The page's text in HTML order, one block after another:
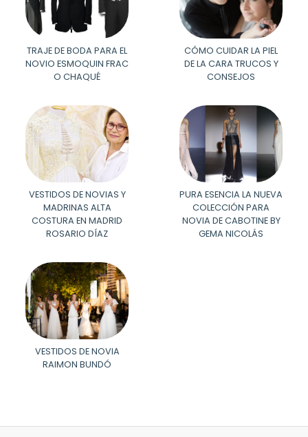
TRAJE DE BODA PARA EL
NOVIO ESMOQUIN FRAC
O CHAQUÉ
CÓMO CUIDAR LA PIEL
DE LA CARA TRUCOS Y
CONSEJOS
VESTIDOS DE NOVIAS Y
MADRINAS ALTA
COSTURA EN MADRID
ROSARIO DÍAZ
PURA ESENCIA LA NUEVA
COLECCIÓN PARA
NOVIA DE CABOTINE BY
GEMA NICOLÁS
VESTIDOS DE NOVIA
RAIMON BUNDÓ